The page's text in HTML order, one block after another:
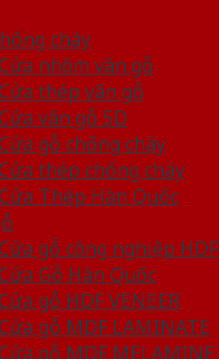
cháy
nhôm vân gỗ
thép vân gỗ
vân gỗ 5D
gỗ chống cháy
thép chống cháy
Thép Hàn Quốc
gỗ công nghiệp HDF
Gỗ Hàn Quốc
gỗ HDF VENEER
gỗ MDF LAMINATE
gỗ MDF MELAMINE